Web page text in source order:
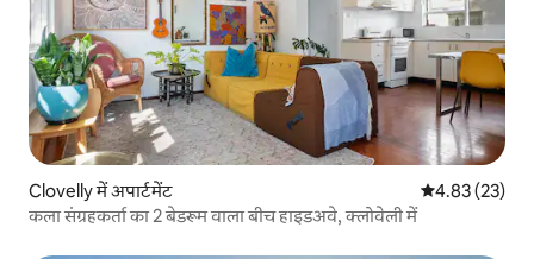
Clovelly में अपार्टमेंट औसत रेटिंग 5 में
4.83 (23)
कला संग्रहकर्ता का 2 बेडरूम वाला बीच हाइडअवे, क्लोवेली में